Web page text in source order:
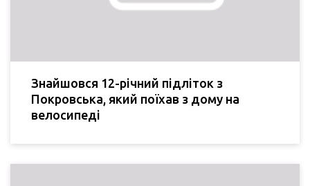
Знайшовся 12-річний підліток з
Покровська, який поїхав з дому на
велосипеді